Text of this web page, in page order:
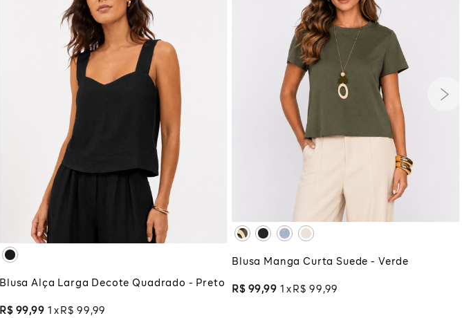
G
P
ADICIONAR À SACOLA
Blusa Alça Larga Decote Quadrado - Preto
R$ 99,99 1 R$ 99 ,99
M
P
XGG
ADICIONAR À SACOLA
Blusa Manga Curta Suede - Verde
R$ 99,99 1 R$ 99 ,99